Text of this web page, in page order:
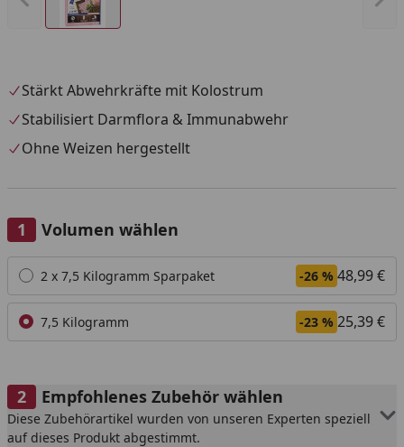
Stärkt Abwehrkräfte mit Kolostrum
Stabilisiert Darmflora & Immunabwehr
Ohne Weizen hergestellt
Volumen wählen
Alle anzeigen (2)
2 x 7,5 Kilogramm Sparpaket -26 % 48,99 €
7,5 Kilogramm -23 % 25,39 €
Empfohlenes Zubehör wählen
Diese Zubehörartikel wurden von unseren Experten speziell
auf dieses Produkt abgestimmt.